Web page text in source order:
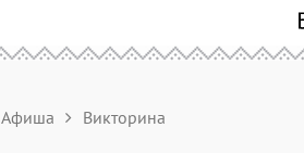
Афиша Викторина